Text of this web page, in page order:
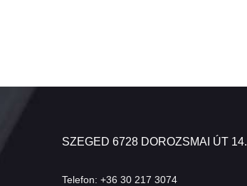
SZEGED 6728 DOROZSMAI ÚT 14.
Telefon: +36 30 217 3074